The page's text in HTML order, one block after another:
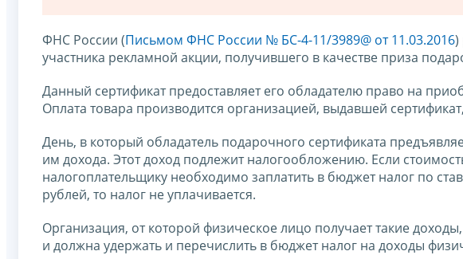
ФНС России (Письмом ФНС России № БС-4-11/3989@ от 11.03.2016)
участника рекламной акции, получившего в качестве приза
Данный сертификат предоставляет его обладателю право на
Оплата товара производится организацией, выдавшей
День, в который обладатель подарочного сертификата
им дохода. Этот доход подлежит налогообложению. Если
налогоплательщику необходимо заплатить в бюджет налог по
рублей, то налог не уплачивается.
Организация, от которой физическое лицо получает такие
и должна удержать и перечислить в бюджет налог на доходы